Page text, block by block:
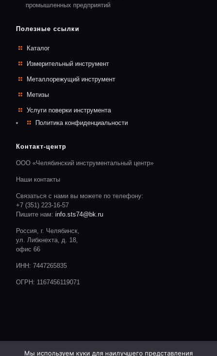
промышленных предприятий
Полезные ссылки
Каталог
Измерительный инструмент
Металлорежущий инструмент
Метизы
Услуги поверки инструмента
Политика конфиденциальности
Контакт-центр
ООО «Челябинский инструментальный центр»
Наши контакты
Связаться с нами вы можете по телефону:
+7 (351) 223-16-57
Пишите нам: info.sts74@bk.ru
Россия, г. Челябинск,
ул. Либкнехта, д. 18,
офис 66
ИНН: 7447265835
ОГРН: 1167456119071
Мы используем куки для наилучшего представления